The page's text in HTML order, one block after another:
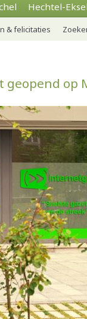
Hechtel-
& felicitaties
geopend op